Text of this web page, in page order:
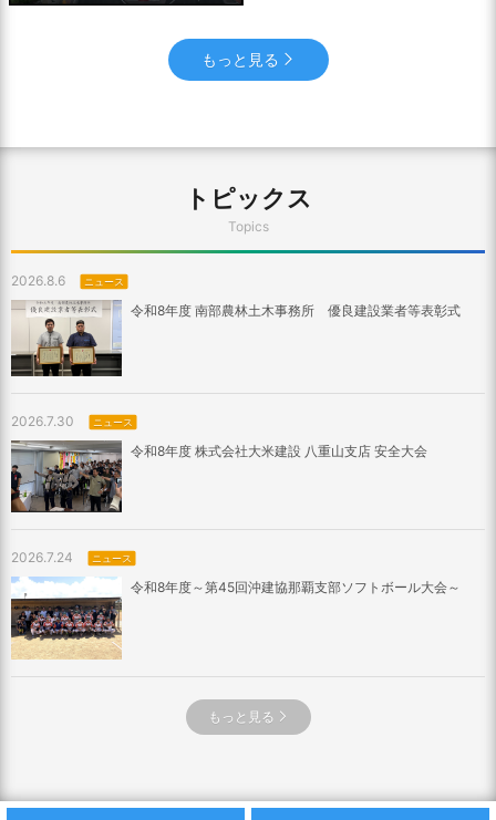
もっと見る
トピックス
Topics
2026.8.6 ニュース
令和8年度 南部農林土木事務所 優良建設業者等表彰式
2026.7.30 ニュース
令和8年度 株式会社大米建設 八重山支店 安全大会
2026.7.24 ニュース
令和8年度～第45回沖建協那覇支部ソフトボール大会～
もっと見る